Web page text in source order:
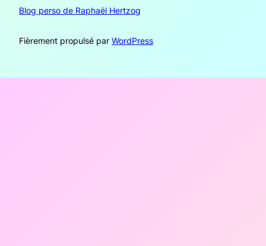
Blog perso de Raphaël Hertzog
Fièrement propulsé par WordPress